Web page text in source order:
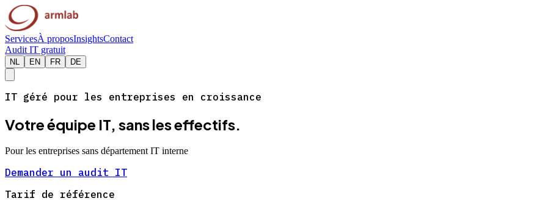
ServicesÀ proposInsightsContact
Audit IT gratuit
NL EN FR DE
IT géré pour les entreprises en croissance
Votre équipe IT, sans les effectifs.
Pour les entreprises sans département IT interne
Demander un audit IT
Tarif de référence